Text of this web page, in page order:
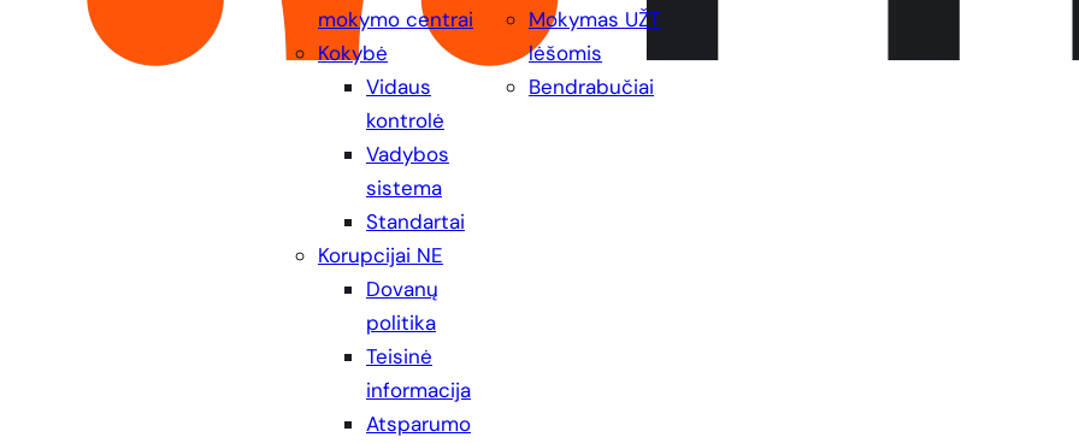
mokymo centrai
Kokybė
Vidaus
kontrolė
Vadybos
sistema
Standartai
Korupcijai NE
Dovanų
politika
Teisinė
informacija
Atsparumo
Mokymas UŽT
lėšomis
Bendrabučiai